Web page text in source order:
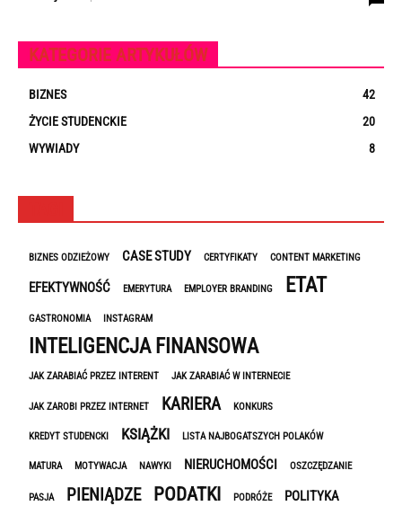
KATEGORIE ARTYKUŁÓW
BIZNES
42
ŻYCIE STUDENCKIE
20
WYWIADY
8
BIZNES ODZIEŻOWY CASE STUDY CERTYFIKATY CONTENT MARKETING
EFEKTYWNOŚĆ EMERYTURA EMPLOYER BRANDING ETAT
GASTRONOMIA INSTAGRAM
INTELIGENCJA FINANSOWA
JAK ZARABIAĆ PRZEZ INTERENT JAK ZARABIAĆ W INTERNECIE
JAK ZAROBI PRZEZ INTERNET KARIERA KONKURS
KREDYT STUDENCKI KSIĄŻKI LISTA NAJBOGATSZYCH POLAKÓW
MATURA MOTYWACJA NAWYKI NIERUCHOMOŚCI OSZCZĘDZANIE
PASJA PIENIĄDZE PODATKI PODRÓŻE POLITYKA